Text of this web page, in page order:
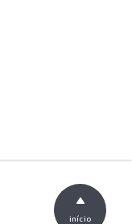
início